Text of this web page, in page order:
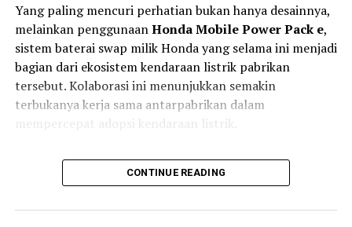
dengan lebih mudah, mulai dari tas, perlengkapan kerja,
hingga kebutuhan belanja harian.
Untuk mewujudkan desain tersebut, Honda
menempatkan tangki bahan bakar di bawah dek lantai.
Selain memberikan ruang kaki yang lebih lega, posisi
Konfigurasi tersebut juga membuat kapasitas bagasi
Torsi Instan 180 Nm dan Jarak
Tempuh 160 Km
dengan torsi maksimum mencapai
Yang paling mencuri perhatian bukan hanya desainnya,
melainkan penggunaanHonda Mobile Power Pack e,
sistem baterai swap milik Honda yang selama ini menjadi
bagian dari ekosistem kendaraan listrik pabrikan
tersebut. Kolaborasi ini menunjukkan semakin
terbukanya kerja sama antarpabrikan dalam
mempercepat adopsi kendaraan listrik.
Sebelumnya, Yamaha JOG E telah dipasarkan secara
TokyodanOsaka
seluruh Jepang sebagai bagian dari strategi elektrifikasi
CONTINUE READING